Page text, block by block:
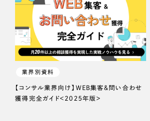
業界別資料
【コンサル業界向け】WEB集客＆問い合わせ
獲得完全ガイド＜2025年版＞